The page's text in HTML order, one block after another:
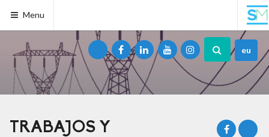
Menu
eu
TRABAJOS Y